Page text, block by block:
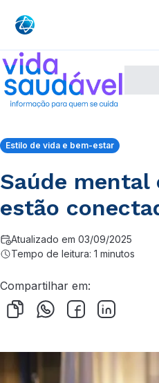
Estilo de vida e bem-estar
Saúde mental
estão
Atualizado em 03/09/2025
Tempo de leitura: 1 minutos
Compartilhar em: